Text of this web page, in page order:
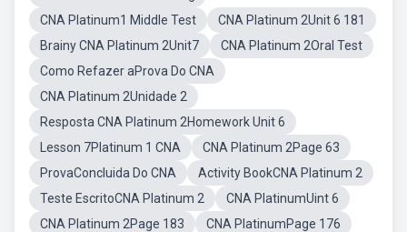
CNA Platinum1 Middle Test
CNA Platinum 2Unit 6 181
Brainy CNA Platinum 2Unit7
CNA Platinum 2Oral Test
Como Refazer aProva Do CNA
CNA Platinum 2Unidade 2
Resposta CNA Platinum 2Homework Unit 6
Lesson 7Platinum 1 CNA
CNA Platinum 2Page 63
ProvaConcluida Do CNA
Activity BookCNA Platinum 2
Teste EscritoCNA Platinum 2
CNA PlatinumUint 6
CNA Platinum 2Page 183
CNA PlatinumPage 176